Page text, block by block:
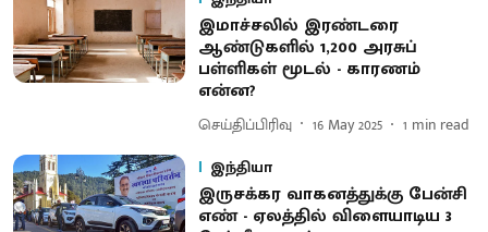
இமாச்சலில் இரண்டரை
ஆண்டுகளில் 1,200 அரசுப்
பள்ளிகள் மூடல் - காரணம்
என்ன?
செய்திப்பிரிவு 16 May 2025 1 min read
இந்தியா
இருசக்கர வாகனத்துக்கு பேன்சி
எண் - ஏலத்தில் விளையாடிய 3